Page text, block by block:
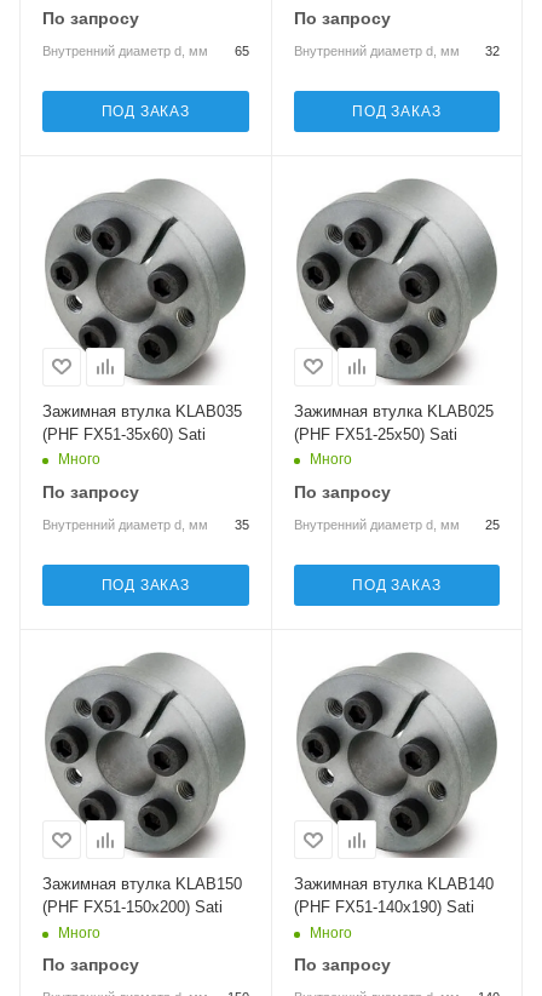
По запросу
Внутренний диаметр d, мм 65
ПОД ЗАКАЗ
По запросу
Внутренний диаметр d, мм 32
ПОД ЗАКАЗ
Зажимная втулка KLAB035
(PHF FX51-35x60) Sati
Много
По запросу
Внутренний диаметр d, мм 35
ПОД ЗАКАЗ
Зажимная втулка KLAB025
(PHF FX51-25x50) Sati
Много
По запросу
Внутренний диаметр d, мм 25
ПОД ЗАКАЗ
Зажимная втулка KLAB150
(PHF FX51-150x200) Sati
Много
По запросу
Зажимная втулка KLAB140
(PHF FX51-140x190) Sati
Много
По запросу